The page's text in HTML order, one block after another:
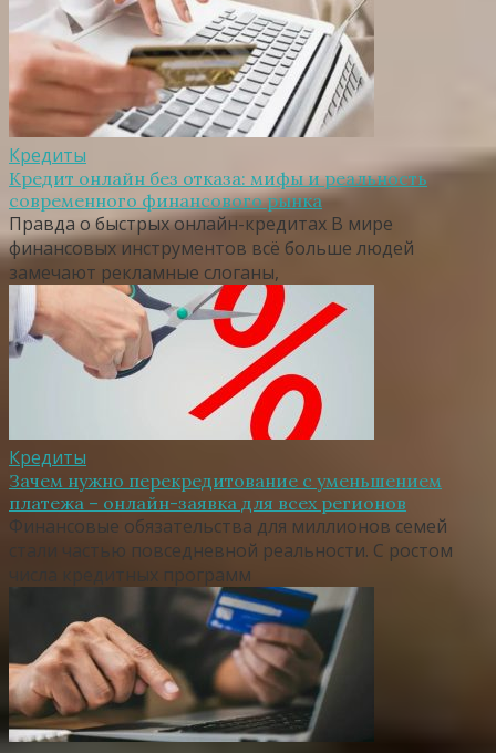
Кредиты
Кредит онлайн без отказа: мифы и реальность
современного финансового рынка
Правда о быстрых онлайн-кредитах В мире
финансовых инструментов всё больше людей
замечают рекламные слоганы,
Кредиты
Зачем нужно перекредитование с уменьшением
платежа – онлайн-заявка для всех регионов
Финансовые обязательства для миллионов семей
стали частью повседневной реальности. С ростом
числа кредитных программ